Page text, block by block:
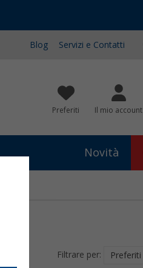
Blog Servizi e Contatti
Preferiti Il mio account
Novità
Filtrare per: